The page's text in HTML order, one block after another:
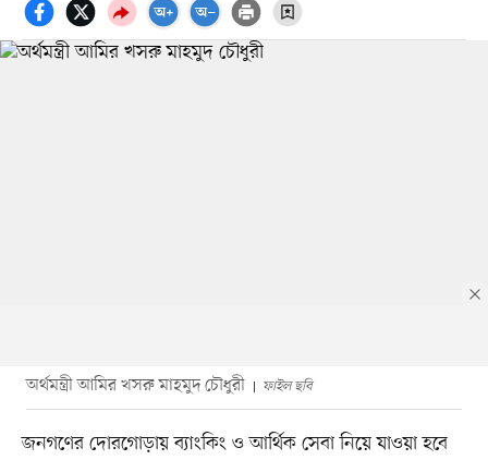
অর্থমন্ত্রী আমির খসরু মাহমুদ চৌধুরী ফাইল ছবি
জনগণের দোরগোড়ায় ব্যাংকিং ও আর্থিক সেবা নিয়ে যাওয়া হবে